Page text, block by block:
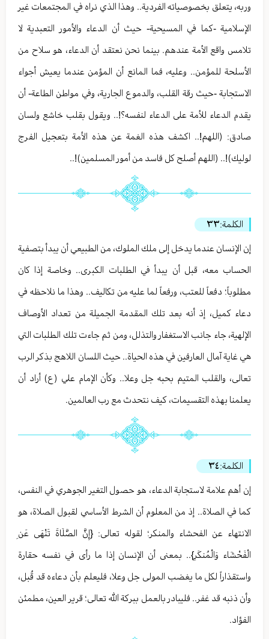
وربه، يتعلق بخصوصياته الفردية.. وهذا الذي نراه في المجتمعات غير
الإسلامية -كما في المسيحية- حيث أن الدعاء والأمور التعبدية لا
تلامس واقع الأمة عندهم. بينما نحن نعتقد أن الدعاء، هو سلاح من
الأسلحة للمؤمن.. وعليه، فما المانع أن المؤمن عندما يعيش أجواء
الاستجابة -حيث رقة القلب، والدموع الجارية، وفي مواطن الطاعة- أن
يقدم الدعاء للأمة على الدعاء لنفسه؟!.. ويقول بقلب خاشع ولسان
صادق: (اللهم!.. اكشف هذه الغمة عن هذه الأمة بتعجيل الفرج
لوليك)!.. (اللهم أصلح كل فاسد من أمور المسلمين)!..
الكلمة:٣٣
إن الإنسان عندما يدخل إلى ملك الملوك، من الطبيعي أن يبدأ بتصفية
الحساب معه، قبل أن يبدأ في الطلبات الكبرى.. وخاصة إذا كان
مطلوباً؛ دفعاً للعتب، ورفعاً لما عليه من تكاليف.. وهذا ما نلاحظه في
دعاء كميل، إذ أنه بعد تلك المقدمة الجميلة من تعداد الأوصاف
الإلهية، جاء جانب الاستغفار والتذلل، ومن ثم جاءت تلك الطلبات التي
هي غاية آمال العارفين في هذه الحياة.. حيث اللسان اللاهج بذكر الرب
تعالى، والقلب المتيم بحبه جل وعلا.. وكأن الإمام علي (ع) أراد أن
يعلمنا بهذه التقسيمات، كيف نتحدث مع رب العالمين.
الكلمة:٣٤
إن أهم علامة لاستجابة الدعاء، هو حصول التغير الجوهري في النفس،
كما في الصلاة.. إذ من المعلوم أن الشرط الأساسي لقبول الصلاة، هو
الانتهاء عن الفحشاء والمنكر؛ لقوله تعالى: {إِنَّ الصَّلَاةَ تَنْهَى عَنِ
الْفَحْشَاء وَالْمُنكَرِ}.. بمعنى أن الإنسان إذا ما رأى في نفسه حقارة
واستقذاراً لكل ما يغضب المولى جل وعلا، فليعلم بأن دعاءه قد قُبل،
وأن ذنبه قد غفر.. فليبادر بالعمل ببركة الله تعالى؛ قرير العين، مطمئن
الفؤاد.